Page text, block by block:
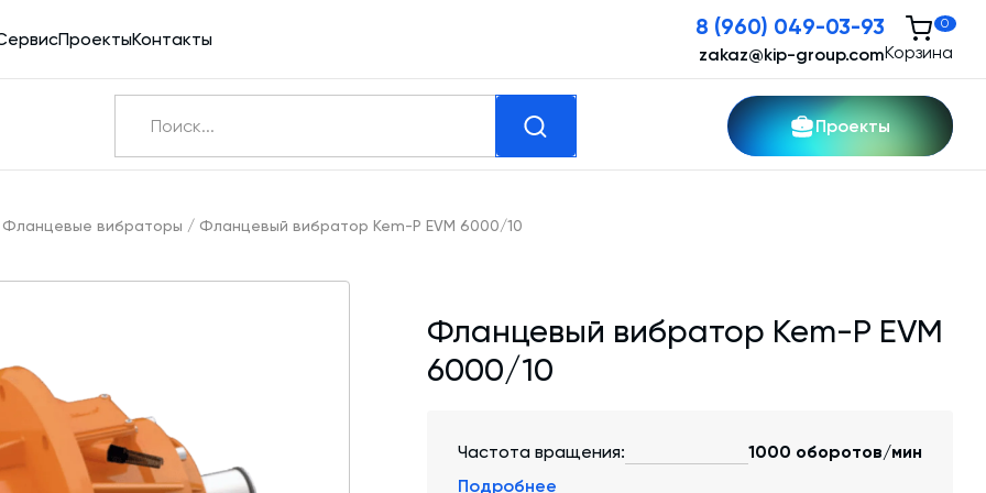
ПроектыКонтакты 8 (960) 049-03-93
zakaz@kip-group.comКорзина
0
Ничего не найдено
Проекты
Конвейерное оборудование
Силосы для цемента и обвязка
Пневмотранспорт
Экспертные услуги
перевооружение производств
Зимний комплект. Изготовление и монтаж
Фланцевые вибраторы / Фланцевый вибратор Kem-P EVM 6000/10
Фланцевый вибратор Kem-P EVM
6000/10
Частота вращения:
1000 оборотов/мин
Подробнее